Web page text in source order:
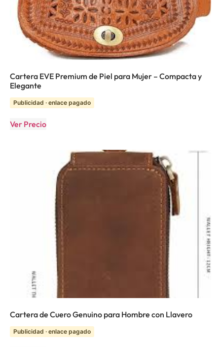
Cartera EVE Premium de Piel para Mujer – Compacta y
Elegante
Publicidad · enlace pagado
Ver Precio
Cartera de Cuero Genuino para Hombre con Llavero
Publicidad · enlace pagado